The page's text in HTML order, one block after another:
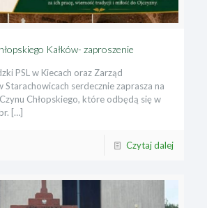
Kałków- zaproszenie
PSL w Kiecach oraz Zarząd
Starachowicach serdecznie zaprasza na
Chłopskiego, które odbędą się w
[…]
Czytaj dalej